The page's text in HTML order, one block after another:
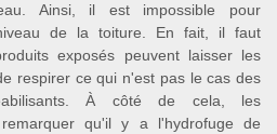
Ainsi, il est impossible pour
de la toiture. En fait, il faut
exposés peuvent laisser les
respirer ce qui n'est pas le cas des
À côté de cela, les
qu'il y a l'hydrofuge de